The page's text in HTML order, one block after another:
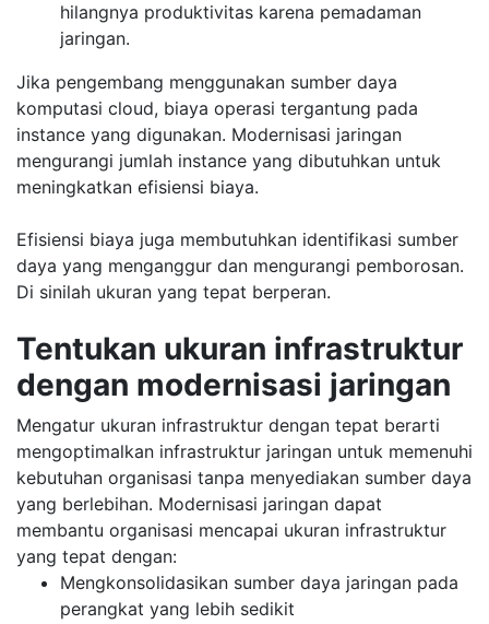
hilangnya produktivitas karena pemadaman
jaringan.
Jika pengembang menggunakan sumber daya
komputasi cloud, biaya operasi tergantung pada
instance yang digunakan. Modernisasi jaringan
mengurangi jumlah instance yang dibutuhkan untuk
meningkatkan efisiensi biaya.
Efisiensi biaya juga membutuhkan identifikasi sumber
daya yang menganggur dan mengurangi pemborosan.
Di sinilah ukuran yang tepat berperan.
Tentukan ukuran infrastruktur
dengan modernisasi jaringan
Mengatur ukuran infrastruktur dengan tepat berarti
mengoptimalkan infrastruktur jaringan untuk memenuhi
kebutuhan organisasi tanpa menyediakan sumber daya
yang berlebihan. Modernisasi jaringan dapat
membantu organisasi mencapai ukuran infrastruktur
yang tepat dengan:
Mengkonsolidasikan sumber daya jaringan pada
perangkat yang lebih sedikit